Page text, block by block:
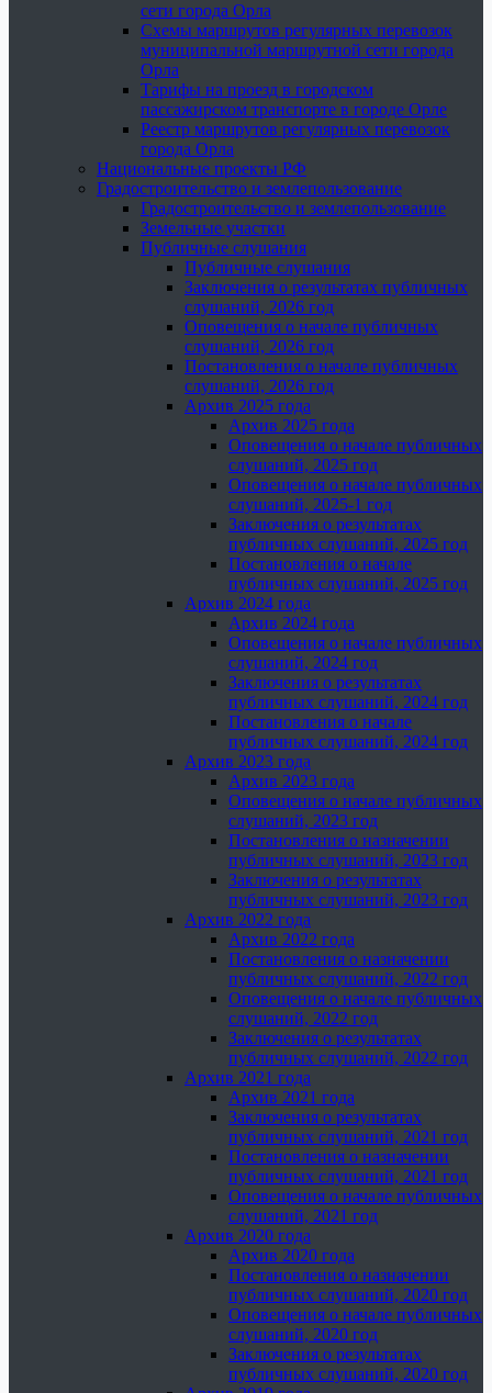
сети города Орла
Схемы маршрутов регулярных перевозок
муниципальной маршрутной сети города
Орла
Тарифы на проезд в городском
пассажирском транспорте в городе Орле
Реестр маршрутов регулярных перевозок
города Орла
Национальные проекты РФ
Градостроительство и землепользование
Градостроительство и землепользование
Земельные участки
Публичные слушания
Публичные слушания
Заключения о результатах публичных
слушаний, 2026 год
Оповещения о начале публичных
слушаний, 2026 год
Постановления о начале публичных
слушаний, 2026 год
Архив 2025 года
Архив 2025 года
Оповещения о начале публичных
слушаний, 2025 год
Оповещения о начале публичных
слушаний, 2025-1 год
Заключения о результатах
публичных слушаний, 2025 год
Постановления о начале
публичных слушаний, 2025 год
Архив 2024 года
Архив 2024 года
Оповещения о начале публичных
слушаний, 2024 год
Заключения о результатах
публичных слушаний, 2024 год
Постановления о начале
публичных слушаний, 2024 год
Архив 2023 года
Архив 2023 года
Оповещения о начале публичных
слушаний, 2023 год
Постановления о назначении
публичных слушаний, 2023 год
Заключения о результатах
публичных слушаний, 2023 год
Архив 2022 года
Архив 2022 года
Постановления о назначении
публичных слушаний, 2022 год
Оповещения о начале публичных
слушаний, 2022 год
Заключения о результатах
публичных слушаний, 2022 год
Архив 2021 года
Архив 2021 года
Заключения о результатах
публичных слушаний, 2021 год
Постановления о назначении
публичных слушаний, 2021 год
Оповещения о начале публичных
слушаний, 2021 год
Архив 2020 года
Архив 2020 года
Постановления о назначении
публичных слушаний, 2020 год
Оповещения о начале публичных
слушаний, 2020 год
Заключения о результатах
публичных слушаний, 2020 год